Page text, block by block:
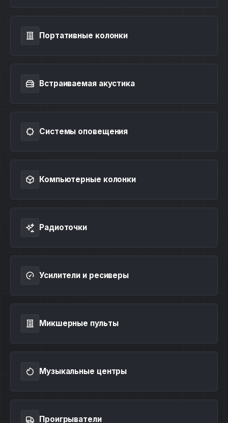
Портативные колонки
Встраиваемая акустика
Системы оповещения
Компьютерные колонки
Радиоточки
Усилители и ресиверы
Микшерные пульты
Музыкальные центры
Проигрыватели